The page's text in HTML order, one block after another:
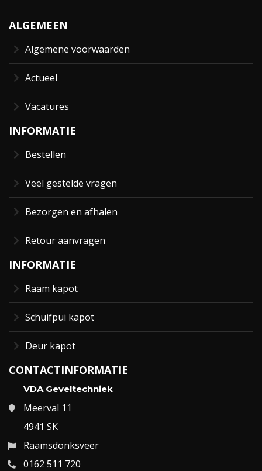
ALGEMEEN
Algemene voorwaarden
Actueel
Vacatures
INFORMATIE
Bestellen
Veel gestelde vragen
Bezorgen en afhalen
Retour aanvragen
INFORMATIE
Raam kapot
Schuifpui kapot
Deur kapot
CONTACTINFORMATIE
VDA Geveltechniek
Meerval 11
4941 SK
Raamsdonksveer
0162 511 720